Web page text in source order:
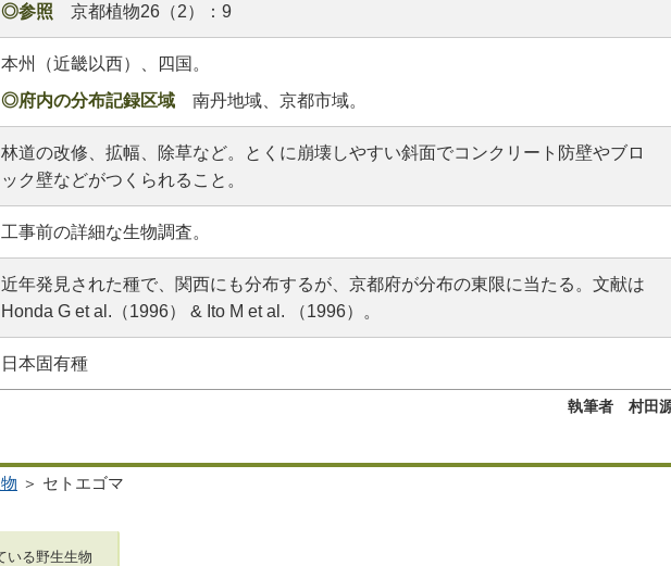
◎参照 京都植物26（2）：9
本州（近畿以西）、四国。
◎府内の分布記録区域 南丹地域、京都市域。
林道の改修、拡幅、除草など。とくに崩壊しやすい斜面でコンクリート防壁やブロ
ック壁などがつくられること。
工事前の詳細な生物調査。
近年発見された種で、関西にも分布するが、京都府が分布の東限に当たる。文献は
Honda G et al.（1996） & Ito M et al. （1996）。
日本固有種
執筆者 村田
＞ セトエゴマ
いる野生生物